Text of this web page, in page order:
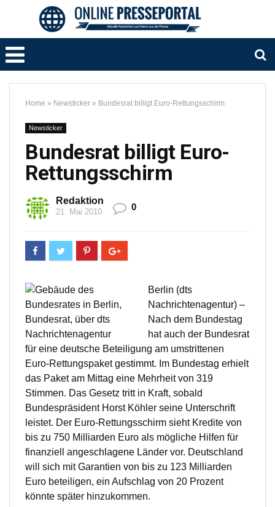
Home » Newsticker » Bundesrat billigt Euro-Rettungsschirm
Newsticker
Bundesrat billigt Euro-
Rettungsschirm
Redaktion
21. Mai 2010 0
Berlin (dts
Nachrichtenagentur) –
Nach dem Bundestag
hat auch der Bundesrat
für eine deutsche Beteiligung am umstrittenen
Euro-Rettungspaket gestimmt. Im Bundestag erhielt
das Paket am Mittag eine Mehrheit von 319
Stimmen. Das Gesetz tritt in Kraft, sobald
Bundespräsident Horst Köhler seine Unterschrift
leistet. Der Euro-Rettungsschirm sieht Kredite von
bis zu 750 Milliarden Euro als mögliche Hilfen für
finanziell angeschlagene Länder vor. Deutschland
will sich mit Garantien von bis zu 123 Milliarden
Euro beteiligen, ein Aufschlag von 20 Prozent
könnte später hinzukommen.